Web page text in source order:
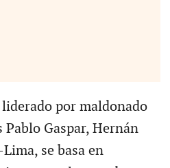
por maldonado
Gaspar, Hernán
se basa en